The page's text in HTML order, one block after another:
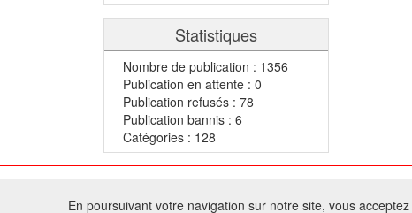
Statistiques
Nombre de publication : 1356
Publication en attente : 0
Publication refusés : 78
Publication bannis : 6
Catégories : 128
Tous droits réservés -
En poursuivant votre navigation sur notre site, vous